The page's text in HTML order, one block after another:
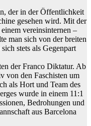
der in der Öffentlichkeit
gesehen wird. Mit der
vereinsinternen –
man sich von der breiten
stets als Gegenpart
der Franco Diktatur. Ab
von den Faschisten um
als Hort und Team des
wurde in einem 11:1
Bedrohungen und
aus Barcelona